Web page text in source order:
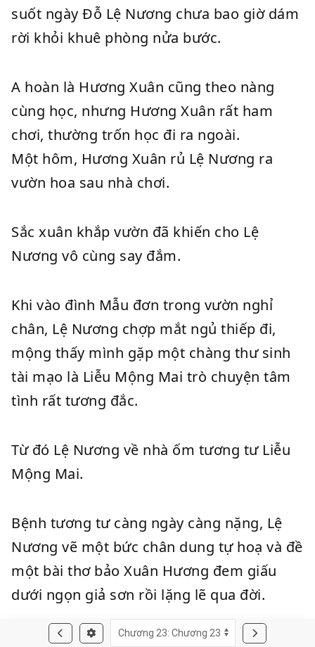
suốt ngày Đỗ Lệ Nương chưa bao giờ dám
rời khỏi khuê phòng nửa bước.
A hoàn là Hương Xuân cũng theo nàng
cùng học, nhưng Hương Xuân rất ham
chơi, thường trốn học đi ra ngoài.
Một hôm, Hương Xuân rủ Lệ Nương ra
vườn hoa sau nhà chơi.
Sắc xuân khắp vườn đã khiến cho Lệ
Nương vô cùng say đắm.
Khi vào đình Mẫu đơn trong vườn nghỉ
chân, Lệ Nương chợp mắt ngủ thiếp đi,
mộng thấy mình gặp một chàng thư sinh
tài mạo là Liễu Mộng Mai trò chuyện tâm
tình rất tương đắc.
Từ đó Lệ Nương về nhà ốm tương tư Liễu
Mộng Mai.
Bệnh tương tư càng ngày càng nặng, Lệ
Nương vẽ một bức chân dung tự hoạ và đề
một bài thơ bảo Xuân Hương đem giấu
dưới ngọn giả sơn rồi lặng lẽ qua đời.